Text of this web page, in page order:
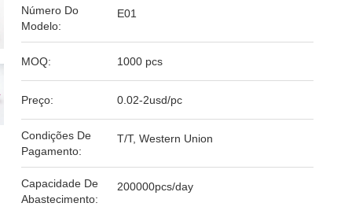
Número Do
Modelo:
E01
MOQ: 1000 pcs
Preço: 0.02-2usd/pc
Condições De
Pagamento:
T/T, Western Union
Capacidade De
Abastecimento:
200000pcs/day